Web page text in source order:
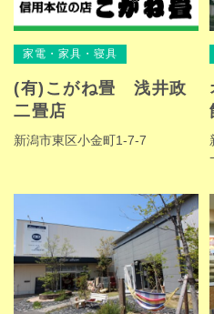
家電・家具・寝具
(有)こがね畳 浅井政
二畳店
新潟市東区小金町1-7-7